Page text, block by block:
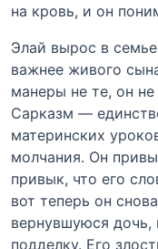
на кровь, и он
Элай вырос в
важнее живого
манеры не те, он не
Сарказм —
материнских
молчания. Он
привык, что его
вот теперь он
вернувшуюся
подделку. Его